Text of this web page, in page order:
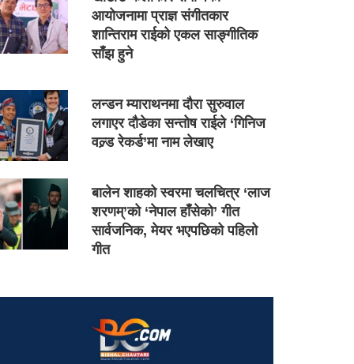
आयोजनामा प्राज्ञ संगीतकार
शान्तिराम राईको एकल साङ्गीतिक
साँझ हुने
लन्डन म्याराथनमा दौरा सुरुवाल
लगाएर दौडेका सन्तोष राईले ‘गिनिज
वल्र्ड रेकर्ड’मा नाम लेखाए
बालेन शाहको स्वरमा चलचित्र ‘लाज
शरणम्’को ‘नेपाल हाँसेको’ गीत
सार्वजनिक, मेयर भएपछिको पहिलो
गीत